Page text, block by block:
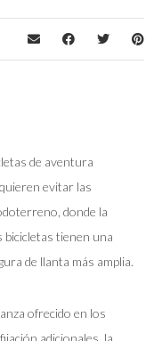
de aventura
evitar las
donde la
bicicletas tienen una
de llanta más amplia.
ofrecido en los